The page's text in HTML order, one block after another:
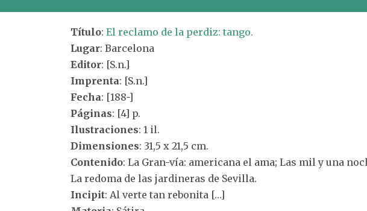
Título: El reclamo de la perdiz: tango.
Lugar: Barcelona
Editor: [S.n.]
Imprenta: [S.n.]
Fecha: [188-]
Páginas: [4] p.
Ilustraciones: 1 il.
Dimensiones: 31,5 x 21,5 cm.
Contenido: La Gran-vía: americana el ama; Las mil y una
La redoma de las jardineras de Sevilla.
Incipit: Al verte tan rebonita […]